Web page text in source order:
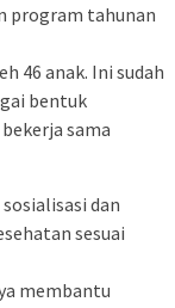
program tahunan
46 anak. Ini sudah
bentuk
sama
dan
sesuai
membantu